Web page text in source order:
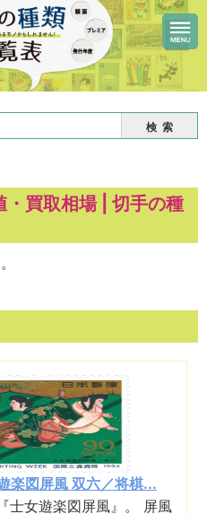
検索
・買取相場 | 切手の種
楽図屏風 双六／将棋...
士女遊楽図屏風』。 屏風